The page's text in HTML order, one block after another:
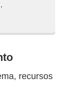
recursos